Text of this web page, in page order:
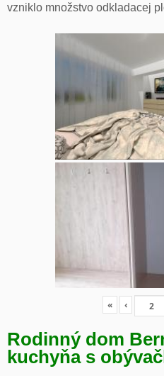
vzniklo množstvo odkladacej
« ‹
Rodinný dom
kuchyňa s